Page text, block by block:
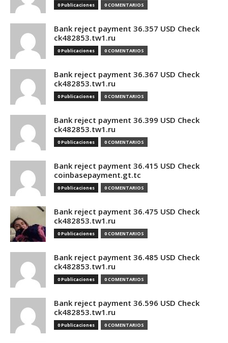
0 Publicaciones 0 COMENTARIOS
Bank reject payment 36.357 USD Check
ck482853.tw1.ru
0 Publicaciones 0 COMENTARIOS
Bank reject payment 36.367 USD Check
ck482853.tw1.ru
0 Publicaciones 0 COMENTARIOS
Bank reject payment 36.399 USD Check
ck482853.tw1.ru
0 Publicaciones 0 COMENTARIOS
Bank reject payment 36.415 USD Check
coinbasepayment.gt.tc
0 Publicaciones 0 COMENTARIOS
Bank reject payment 36.475 USD Check
ck482853.tw1.ru
0 Publicaciones 0 COMENTARIOS
Bank reject payment 36.485 USD Check
ck482853.tw1.ru
0 Publicaciones 0 COMENTARIOS
Bank reject payment 36.596 USD Check
ck482853.tw1.ru
0 Publicaciones 0 COMENTARIOS